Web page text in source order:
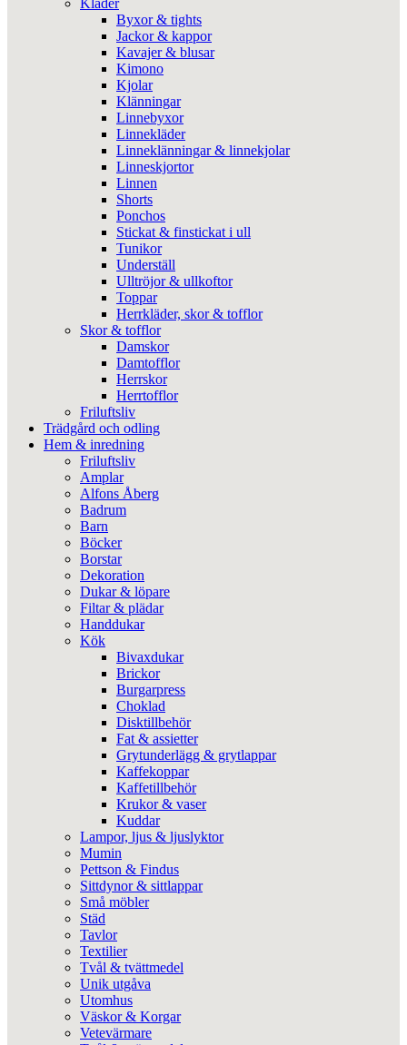
Kläder
Byxor & tights
Jackor & kappor
Kavajer & blusar
Kimono
Kjolar
Klänningar
Linnebyxor
Linnekläder
Linneklänningar & linnekjolar
Linneskjortor
Linnen
Shorts
Ponchos
Stickat & finstickat i ull
Tunikor
Underställ
Ulltröjor & ullkoftor
Toppar
Herrkläder, skor & tofflor
Skor & tofflor
Damskor
Damtofflor
Herrskor
Herrtofflor
Friluftsliv
Trädgård och odling
Hem & inredning
Friluftsliv
Amplar
Alfons Åberg
Badrum
Barn
Böcker
Borstar
Dekoration
Dukar & löpare
Filtar & plädar
Handdukar
Kök
Bivaxdukar
Brickor
Burgarpress
Choklad
Disktillbehör
Fat & assietter
Grytunderlägg & grytlappar
Kaffekoppar
Kaffetillbehör
Krukor & vaser
Kuddar
Lampor, ljus & ljuslyktor
Mumin
Pettson & Findus
Sittdynor & sittlappar
Små möbler
Städ
Tavlor
Textilier
Tvål & tvättmedel
Unik utgåva
Utomhus
Väskor & Korgar
Vetevärmare